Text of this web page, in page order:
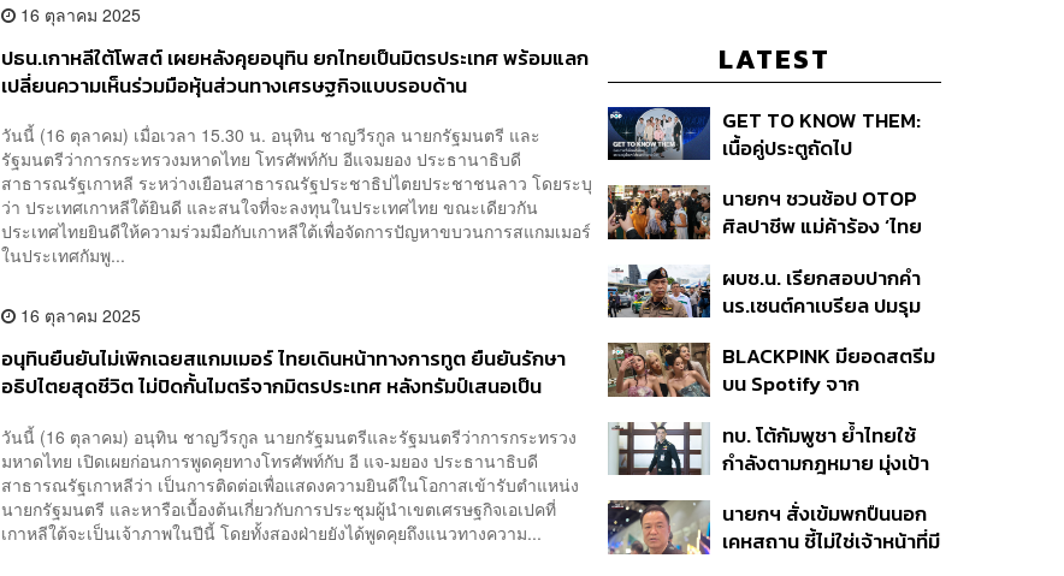
16 ตุลาคม 2025
ปธน.เกาหลีใต้โพสต์ เผยหลังคุยอนุทิน ยกไทยเป็นมิตรประเทศ พร้อมแลก
เปลี่ยนความเห็นร่วมมือหุ้นส่วนทางเศรษฐกิจแบบรอบด้าน
วันนี้ (16 ตุลาคม) เมื่อเวลา 15.30 น. อนุทิน ชาญวีรกูล นายกรัฐมนตรี และ
รัฐมนตรีว่าการกระทรวงมหาดไทย โทรศัพท์กับ อีแจมยอง ประธานาธิบดี
สาธารณรัฐเกาหลี ระหว่างเยือนสาธารณรัฐประชาธิปไตยประชาชนลาว โดยระบุ
ว่า ประเทศเกาหลีใต้ยินดี และสนใจที่จะลงทุนในประเทศไทย ขณะเดียวกัน
ประเทศไทยยินดีให้ความร่วมมือกับเกาหลีใต้เพื่อจัดการปัญหาขบวนการสแกมเมอร์
ในประเทศกัมพู...
16 ตุลาคม 2025
อนุทินยืนยันไม่เพิกเฉยสแกมเมอร์ ไทยเดินหน้าทางการทูต ยืนยันรักษา
อธิปไตยสุดชีวิต ไม่ปิดกั้นไมตรีจากมิตรประเทศ หลังทรัมป์เสนอเป็น
วันนี้ (16 ตุลาคม) อนุทิน ชาญวีรกูล นายกรัฐมนตรีและรัฐมนตรีว่าการกระทรวง
มหาดไทย เปิดเผยก่อนการพูดคุยทางโทรศัพท์กับ อี แจ-มยอง ประธานาธิบดี
สาธารณรัฐเกาหลีว่า เป็นการติดต่อเพื่อแสดงความยินดีในโอกาสเข้ารับตำแหน่ง
นายกรัฐมนตรี และหารือเบื้องต้นเกี่ยวกับการประชุมผู้นำเขตเศรษฐกิจเอเปคที่
เกาหลีใต้จะเป็นเจ้าภาพในปีนี้ โดยทั้งสองฝ่ายยังได้พูดคุยถึงแนวทางความ...
LATEST
GET TO KNOW THEM:
เนื้อคู่ประตูถัดไป
นายกฯ ชวนช้อป OTOP
ศิลปาชีพ แม่ค้าร้อง ‘ไทย
ถามมีต่อไหม นายกฯ ตอบ
‘เดี๋ยวจะพยายาม’
ผบช.น. เรียกสอบปากคำ
นร.เซนต์คาเบรียล ปมรุม
ดำเนินคดีแล้ว
BLACKPINK มียอดสตรีม
บน Spotify จาก
ครั้ง ตลอด 10 ปีที่ผ่านมา
ทบ. โต้กัมพูชา ย้ำไทยใช้
กำลังตามกฎหมาย มุ่งเป้า
หายไทยไม่อาจลบด้วย
ข้อมูลบิดเบือน
นายกฯ สั่งเข้มพกปืนนอก
เคหสถาน ชี้ไม่ใช่เจ้าหน้าที่มี